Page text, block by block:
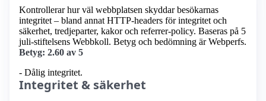
Kontrollerar hur väl webbplatsen skyddar besökarnas
integritet – bland annat HTTP-headers för integritet och
säkerhet, tredjeparter, kakor och referrer-policy. Baseras på 5
juli-stiftelsens Webbkoll. Betyg och bedömning är Webperfs.
Betyg: 2.60 av 5
- Dålig integritet.
Integritet & säkerhet